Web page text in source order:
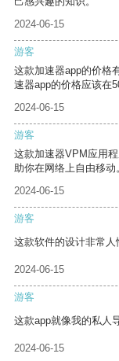
2024-06-15
游客
这款加速器app的价格
速器app的价格应该在
2024-06-15
游客
这款加速器VPM应用
助你在网络上自由移动
2024-06-15
游客
这款软件的设计非常人
2024-06-15
游客
这款app就像我的私人
2024-06-15